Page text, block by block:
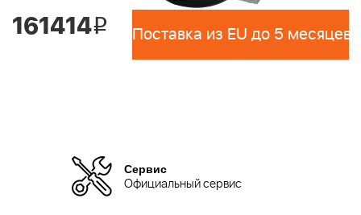
161414i Поставка из EU до 5 месяцев
Сервис
Официальный сервис